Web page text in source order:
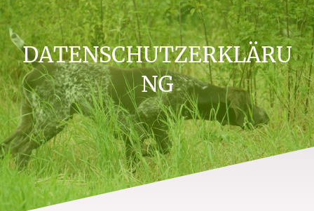
DATENSCHUTZERKLÄRU
NG